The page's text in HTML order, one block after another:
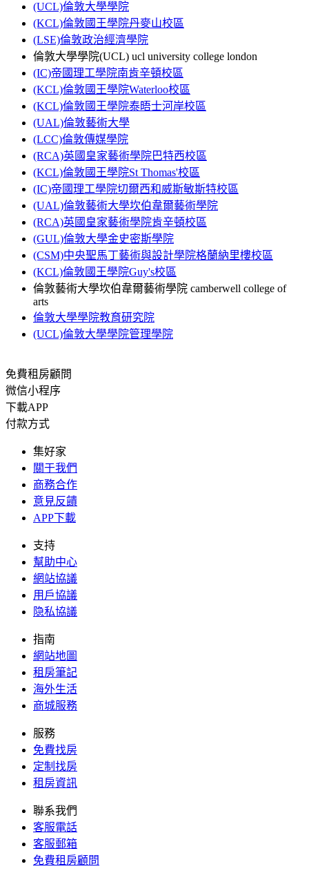
(UCL)倫敦大學學院
(KCL)倫敦國王學院丹麥山校區
(LSE)倫敦政治經濟學院
倫敦大學學院(UCL) ucl university college london
(IC)帝國理工學院南肯辛頓校區
(KCL)倫敦國王學院Waterloo校區
(KCL)倫敦國王學院泰晤士河岸校區
(UAL)倫敦藝術大學
(LCC)倫敦傳媒學院
(RCA)英國皇家藝術學院巴特西校區
(KCL)倫敦國王學院St Thomas'校區
(IC)帝國理工學院切爾西和威斯敏斯特校區
(UAL)倫敦藝術大學坎伯韋爾藝術學院
(RCA)英國皇家藝術學院肯辛頓校區
(GUL)倫敦大學金史密斯學院
(CSM)中央聖馬丁藝術與設計學院格蘭納里樓校區
(KCL)倫敦國王學院Guy's校區
倫敦藝術大學坎伯韋爾藝術學院 camberwell college of
arts
倫敦大學學院教育研究院
(UCL)倫敦大學學院管理學院
免費租房顧問
微信小程序
下載APP
付款方式
集好家
關于我們
商務合作
意見反饋
APP下載
支持
幫助中心
網站協議
用戶協議
隐私協議
指南
網站地圖
租房筆記
海外生活
商城服務
服務
免費找房
定制找房
租房資訊
聯系我們
客服電話
客服郵箱
免費租房顧問